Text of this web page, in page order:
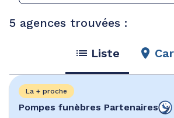
5 agences trouvées :
Liste
Pompes funèbres Partenaires
La + proche